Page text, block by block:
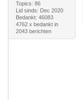
Topics: 86
Lid sinds: Dec 2020
Bedankt: 46083
4762 x bedankt in
2043 berichten